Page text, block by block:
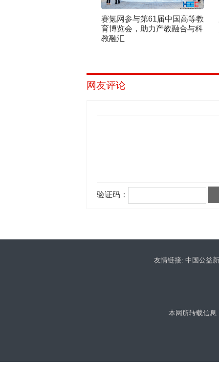
赛氪网参与第61届中国高等教
育博览会，助力产教融合与科
教融汇
网友评论
友情链接: 中国公益
本网所转载信息